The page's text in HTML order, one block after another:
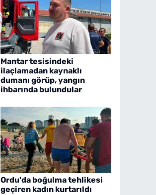
Mantar tesisindeki
ilaçlamadan kaynaklı
dumanı görüp, yangın
ihbarında bulundular
Ordu'da boğulma tehlikesi
geçiren kadın kurtarıldı